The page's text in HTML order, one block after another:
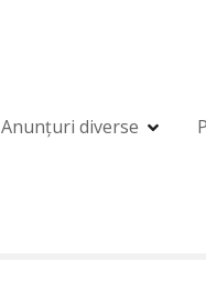
Anunțuri diverse